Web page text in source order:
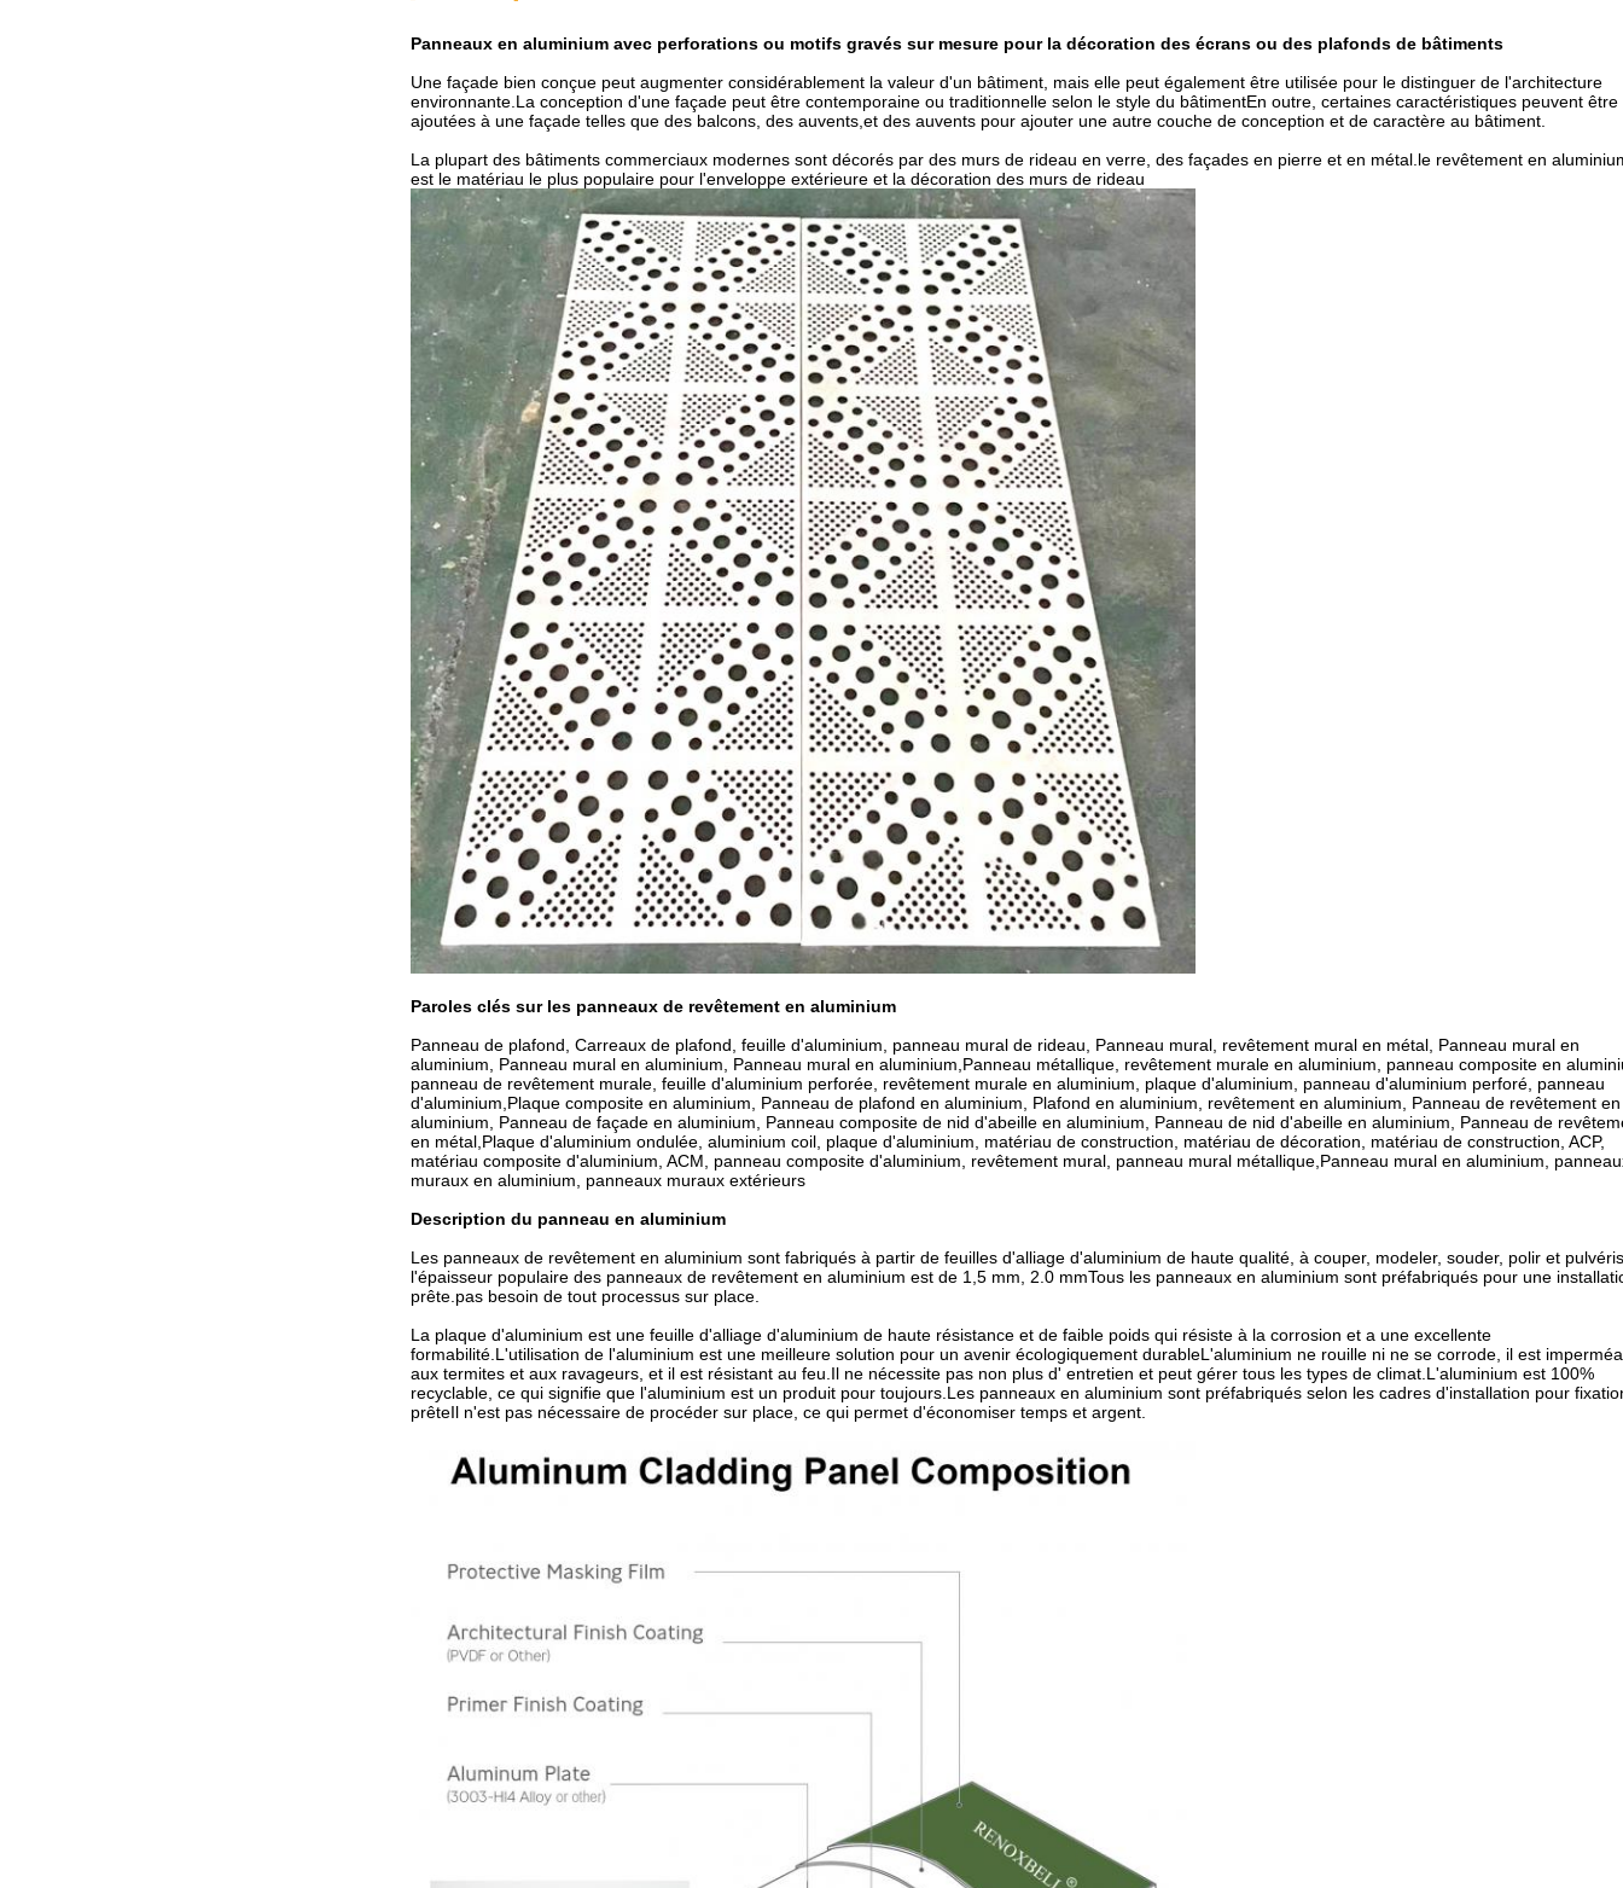
Panneaux en aluminium avec perforations ou motifs gravés sur mesure pour la décoration des écrans ou des plafonds de bâtiments
Une façade bien conçue peut augmenter considérablement la valeur d'un bâtiment, mais elle peut également être utilisée pour le distinguer de l'architecture
environnante.La conception d'une façade peut être contemporaine ou traditionnelle selon le style du bâtimentEn outre, certaines caractéristiques peuvent être
ajoutées à une façade telles que des balcons, des auvents,et des auvents pour ajouter une autre couche de conception et de caractère au bâtiment.
La plupart des bâtiments commerciaux modernes sont décorés par des murs de rideau en verre, des façades en pierre et en métal.le revêtement en
est le matériau le plus populaire pour l'enveloppe extérieure et la décoration des murs de rideau
Paroles clés sur les panneaux de revêtement en aluminium
Panneau de plafond, Carreaux de plafond, feuille d'aluminium, panneau mural de rideau, Panneau mural, revêtement mural en métal, Panneau mural en
aluminium, Panneau mural en aluminium, Panneau mural en aluminium,Panneau métallique, revêtement murale en aluminium, panneau composite en
panneau de revêtement murale, feuille d'aluminium perforée, revêtement murale en aluminium, plaque d'aluminium, panneau d'aluminium perforé, panneau
d'aluminium,Plaque composite en aluminium, Panneau de plafond en aluminium, Plafond en aluminium, revêtement en aluminium, Panneau de revêtement en
aluminium, Panneau de façade en aluminium, Panneau composite de nid d'abeille en aluminium, Panneau de nid d'abeille en aluminium, Panneau de
en métal,Plaque d'aluminium ondulée, aluminium coil, plaque d'aluminium, matériau de construction, matériau de décoration, matériau de construction, ACP,
matériau composite d'aluminium, ACM, panneau composite d'aluminium, revêtement mural, panneau mural métallique,Panneau mural en aluminium,
muraux en aluminium, panneaux muraux extérieurs
Description du panneau en aluminium
Les panneaux de revêtement en aluminium sont fabriqués à partir de feuilles d'alliage d'aluminium de haute qualité, à couper, modeler, souder, polir et
l'épaisseur populaire des panneaux de revêtement en aluminium est de 1,5 mm, 2.0 mmTous les panneaux en aluminium sont préfabriqués pour une
prête.pas besoin de tout processus sur place.
La plaque d'aluminium est une feuille d'alliage d'aluminium de haute résistance et de faible poids qui résiste à la corrosion et a une excellente
formabilité.L'utilisation de l'aluminium est une meilleure solution pour un avenir écologiquement durableL'aluminium ne rouille ni ne se corrode, il est
aux termites et aux ravageurs, et il est résistant au feu.Il ne nécessite pas non plus d' entretien et peut gérer tous les types de climat.L'aluminium est 100%
recyclable, ce qui signifie que l'aluminium est un produit pour toujours.Les panneaux en aluminium sont préfabriqués selon les cadres d'installation pour
prêteIl n'est pas nécessaire de procéder sur place, ce qui permet d'économiser temps et argent.